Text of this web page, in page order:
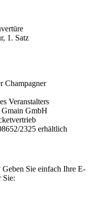
1. Satz
Champagner
Veranstalters
Gmain GmbH
2325 erhältlich
Sie einfach Ihre E-
Sie: